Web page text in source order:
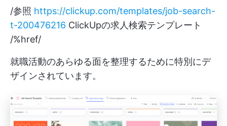
/参照 https://clickup.com/templates/job-search-
t-200476216 ClickUpの求人検索テンプレート
/%href/
就職活動のあらゆる面を整理するために特別にデ
ザインされています。